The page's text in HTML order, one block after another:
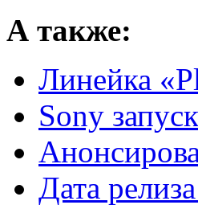
А также:
Линейка
Sony
Дата